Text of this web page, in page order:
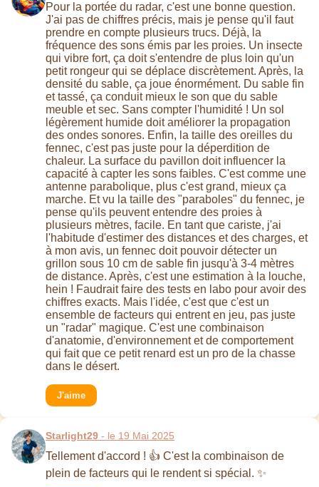
Pour la portée du radar, c'est une bonne question.
J'ai pas de chiffres précis, mais je pense qu'il faut
prendre en compte plusieurs trucs. Déjà, la
fréquence des sons émis par les proies. Un insecte
qui vibre fort, ça doit s'entendre de plus loin qu'un
petit rongeur qui se déplace discrètement. Après, la
densité du sable, ça joue énormément. Du sable fin
et tassé, ça conduit mieux le son que du sable
meuble et sec. Sans compter l'humidité ! Un sol
légèrement humide doit améliorer la propagation
des ondes sonores. Enfin, la taille des oreilles du
fennec, c'est pas juste pour la déperdition de
chaleur. La surface du pavillon doit influencer la
capacité à capter les sons faibles. C'est comme une
antenne parabolique, plus c'est grand, mieux ça
marche. Et vu la taille des "paraboles" du fennec, je
pense qu'ils peuvent entendre des proies à
plusieurs mètres, facile. En tant que cariste, j'ai
l'habitude d'estimer des distances et des charges, et
à mon avis, un fennec doit pouvoir détecter un
grillon sous 10 cm de sable fin jusqu'à 3-4 mètres
de distance. Après, c'est une estimation à la louche,
hein ! Faudrait faire des tests en labo pour avoir des
chiffres exacts. Mais l'idée, c'est que c'est un
ensemble de facteurs qui entrent en jeu, pas juste
un "radar" magique. C'est une combinaison
d'anatomie, d'environnement et de comportement
qui fait que ce petit renard est un pro de la chasse
dans le désert.
J'aime
Starlight29 - le 19 Mai 2025
Tellement d'accord ! 👍 C'est la combinaison de
plein de facteurs qui le rendent si spécial. ✨